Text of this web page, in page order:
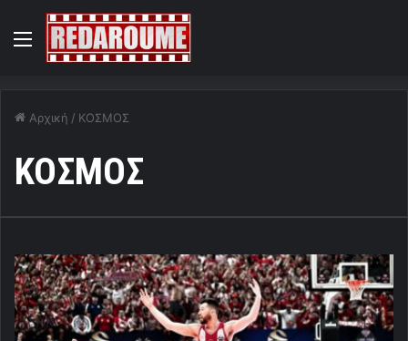
Menu
Αρχική / ΚΟΣΜΟΣ
ΚΟΣΜΟΣ